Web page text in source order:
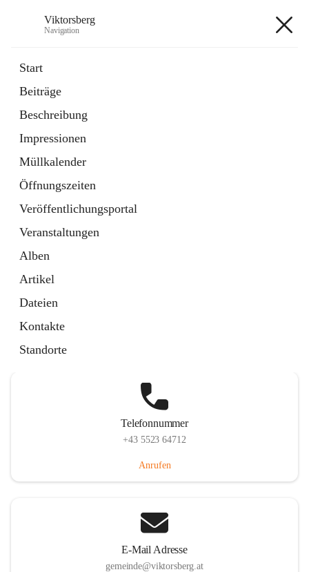
Viktorsberg
Navigation
Start
Beiträge
Beschreibung
Impressionen
Müllkalender
Öffnungszeiten
Veröffentlichungsportal
Veranstaltungen
Alben
Artikel
Dateien
Kontakte
Standorte
1 Schnellzugriff
Bürgerservice
10 Schnellzugriffe
Telefonnummer
+43 5523 64712
Anrufen
E-Mail Adresse
gemeinde@viktorsberg.at